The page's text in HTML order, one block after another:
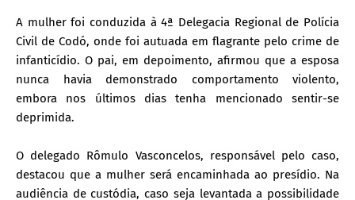
A mulher foi conduzida à 4ª Delegacia Regional de Polícia
Civil de Codó, onde foi autuada em flagrante pelo crime de
infanticídio. O pai, em depoimento, afirmou que a esposa
nunca havia demonstrado comportamento violento,
embora nos últimos dias tenha mencionado sentir-se
deprimida.
O delegado Rômulo Vasconcelos, responsável pelo caso,
destacou que a mulher será encaminhada ao presídio. Na
audiência de custódia, caso seja levantada a possibilidade